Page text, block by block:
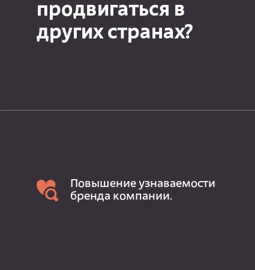
продвигаться в
других странах?
Повышение узнаваемости
бренда компании.